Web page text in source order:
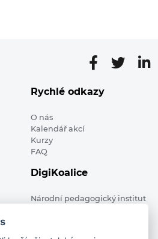
Rychlé odkazy
O nás
Kalendář akcí
Kurzy
FAQ
DigiKoalice
Národní pedagogický institut